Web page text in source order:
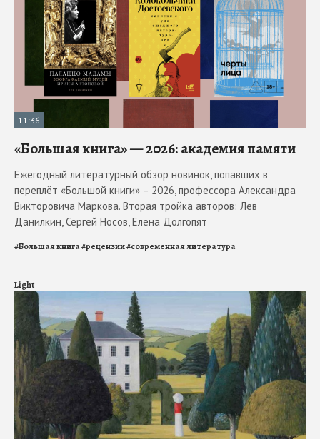
11:36
«Большая книга» — 2026: академия памяти
Ежегодный литературный обзор новинок, попавших в
переплёт «Большой книги» – 2026, профессора Александра
Викторовича Маркова. Вторая тройка авторов: Лев
Данилкин, Сергей Носов, Елена Долгопят
#Большая книга#рецензии#современная литература
Light